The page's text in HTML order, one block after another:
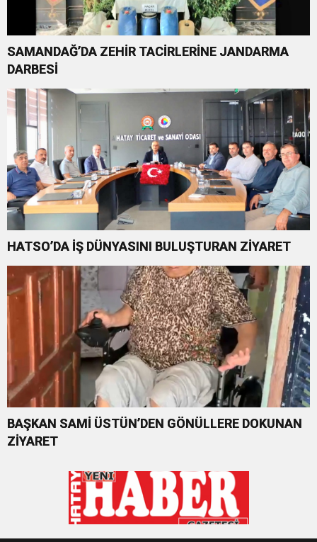
SAMANDAĞ’DA ZEHİR TACİRLERİNE JANDARMA
DARBESİ
HATSO’DA İŞ DÜNYASINI BULUŞTURAN ZİYARET
BAŞKAN SAMİ ÜSTÜN’DEN GÖNÜLLERE DOKUNAN
ZİYARET